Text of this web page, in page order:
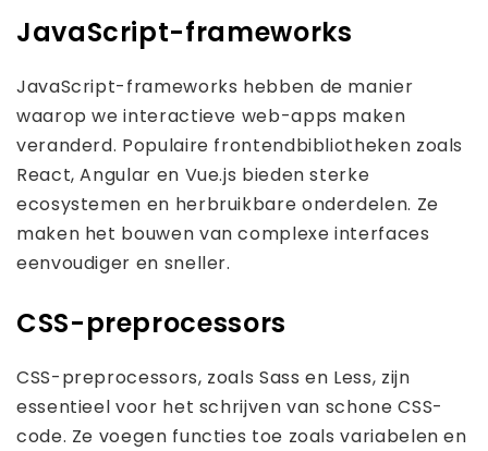
JavaScript-frameworks
JavaScript-frameworks hebben de manier
waarop we interactieve web-apps maken
veranderd. Populaire frontendbibliotheken zoals
React, Angular en Vue.js bieden sterke
ecosystemen en herbruikbare onderdelen. Ze
maken het bouwen van complexe interfaces
eenvoudiger en sneller.
CSS-preprocessors
CSS-preprocessors, zoals Sass en Less, zijn
essentieel voor het schrijven van schone CSS-
code. Ze voegen functies toe zoals variabelen en